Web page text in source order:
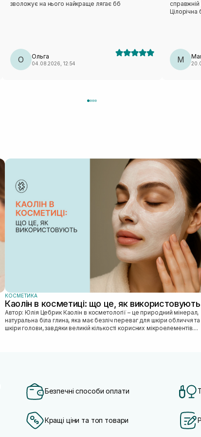
зволожує на нього найкраще лягає бб
О Ольга
04.08.2026, 12:54
Цілорічна
M
КОСМЕТИКА
Каолін в косметиці: що це, як використовують
Автор: Юлія Цебрик Каолін в косметології – це природний мінерал,
натуральна біла глина, яка має безліч переваг для шкіри обличчя та
шкіри голови, завдяки великій кількості корисних мікроелементів....
Безпечні способи оплати
Кращі ціни та топ товари